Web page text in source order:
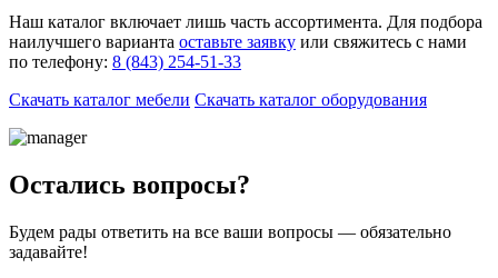
Наш каталог включает лишь часть ассортимента. Для подбора
наилучшего варианта оставьте заявку или свяжитесь с нами
по телефону: 8 (843) 254-51-33
Скачать каталог мебели Скачать каталог оборудования
Остались вопросы?
Будем рады ответить на все ваши вопросы — обязательно
задавайте!